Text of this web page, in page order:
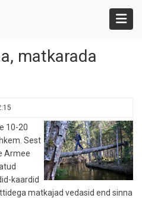
matkarada
10-20
Sest
Armee
kaardid
matkajad vedasid end sinna